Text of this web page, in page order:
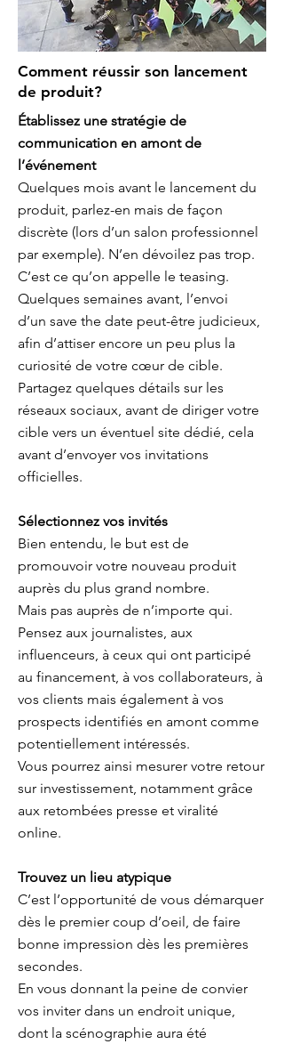
Comment réussir son lancement
de produit?
Établissez une stratégie de
communication en amont de
l’événement
Quelques mois avant le lancement du
produit, parlez-en mais de façon
discrète (lors d’un salon professionnel
par exemple). N’en dévoilez pas trop.
C’est ce qu’on appelle le teasing.
Quelques semaines avant, l’envoi
d’un save the date peut-être judicieux,
afin d’attiser encore un peu plus la
curiosité de votre cœur de cible.
Partagez quelques détails sur les
réseaux sociaux, avant de diriger votre
cible vers un éventuel site dédié, cela
avant d’envoyer vos invitations
officielles.
Sélectionnez vos invités
Bien entendu, le but est de
promouvoir votre nouveau produit
auprès du plus grand nombre.
Mais pas auprès de n’importe qui.
Pensez aux journalistes, aux
influenceurs, à ceux qui ont participé
au financement, à vos collaborateurs, à
vos clients mais également à vos
prospects identifiés en amont comme
potentiellement intéressés.
Vous pourrez ainsi mesurer votre retour
sur investissement, notamment grâce
aux retombées presse et viralité
online.
Trouvez un lieu atypique
C’est l’opportunité de vous démarquer
dès le premier coup d’oeil, de faire
bonne impression dès les premières
secondes.
En vous donnant la peine de convier
vos inviter dans un endroit unique,
dont la scénographie aura été